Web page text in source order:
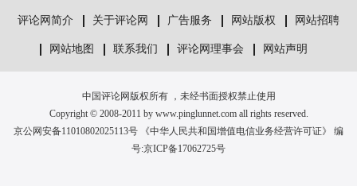
评论网简介 关于评论网 广告服务 网站版权 网站招聘
网站地图 联系我们 评论网理事会 网站声明
中国评论网版权所有 ，未经书面授权禁止使用
Copyright © 2008-2011 by www.pinglunnet.com all rights reserved.
京公网安备11010802025113号 《中华人民共和国增值电信业务经营许可证》 编
号:京ICP备17062725号